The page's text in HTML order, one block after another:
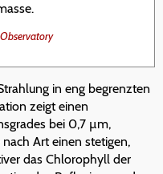
in eng begrenzten
zeigt einen
bei 0,7 µm,
Art einen stetigen,
das Chlorophyll der